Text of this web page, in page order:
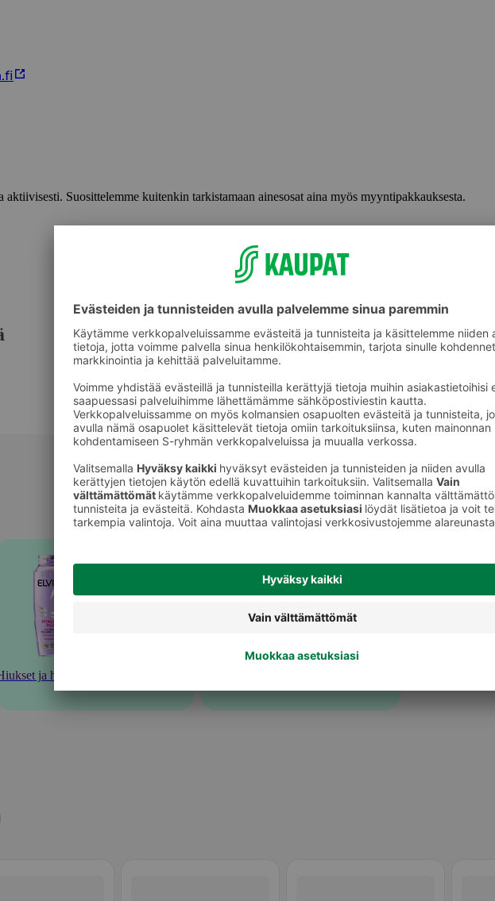
Suosittelemme kuitenkin tarkistamaan ainesosat aina myös myyntipakkauksesta.
ja hiustenhoito